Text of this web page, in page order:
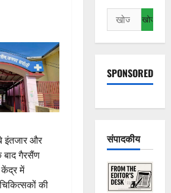
इंतजार और
बाद गैरसैंण
केंद्र में
की
निम्न
को
खोजें:
SPONSORED
संपादकीय